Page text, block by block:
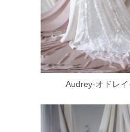
Audrey-オドレ